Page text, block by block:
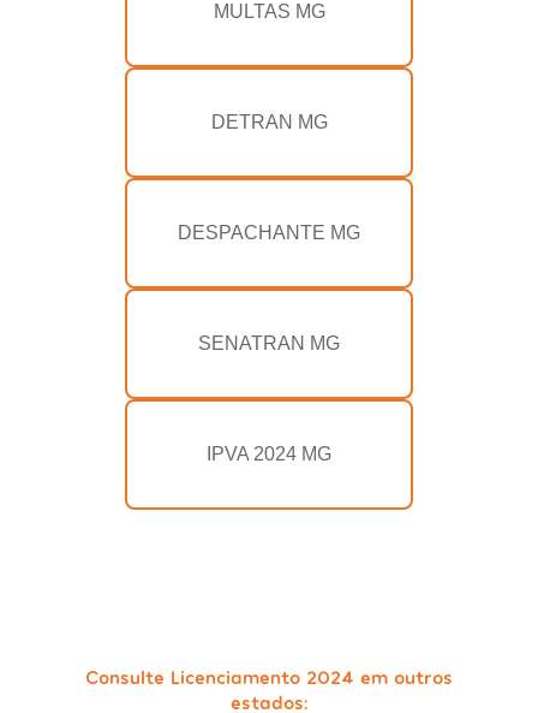
MULTAS MG
DETRAN MG
DESPACHANTE MG
SENATRAN MG
IPVA 2024 MG
Consulte Licenciamento 2024 em outros
estados: